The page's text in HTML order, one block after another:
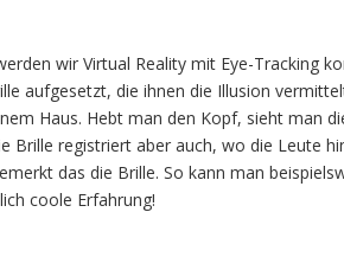
wir Virtual Reality mit Eye-Tracking
aufgesetzt, die ihnen die Illusion
Haus. Hebt man den Kopf, sieht man
Brille registriert aber auch, wo die Leute
das die Brille. So kann man
coole Erfahrung!